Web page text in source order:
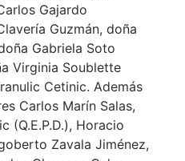
Gajardo
Guzmán, doña
Gabriela Soto
Virginia Soublette
Cetinic. Además
Carlos Marín Salas,
(Q.E.P.D.), Horacio
Zavala Jiménez,